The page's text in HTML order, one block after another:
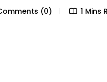
(0) 1 Mins